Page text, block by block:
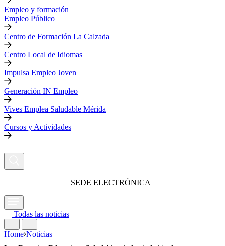
Empleo y formación
Empleo Público
Centro de Formación La Calzada
Centro Local de Idiomas
Impulsa Empleo Joven
Generación IN Empleo
Vives Emplea Saludable Mérida
Cursos y Actividades
SEDE ELECTRÓNICA
Todas las noticias
Home Noticias